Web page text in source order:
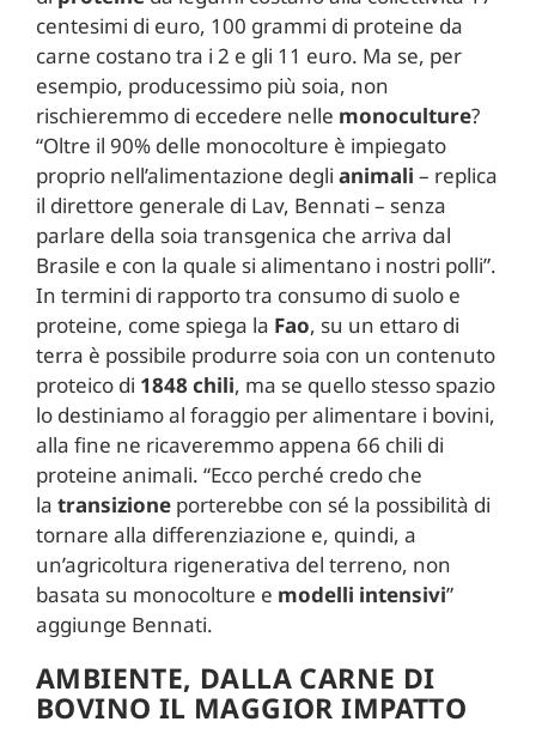
centesimi di euro, 100 grammi di proteine da
carne costano tra i 2 e gli 11 euro. Ma se, per
esempio, producessimo più soia, non
rischieremmo di eccedere nelle monoculture?
“Oltre il 90% delle monocolture è impiegato
proprio nell’alimentazione degli animali – replica
il direttore generale di Lav, Bennati – senza
parlare della soia transgenica che arriva dal
Brasile e con la quale si alimentano i nostri polli”.
In termini di rapporto tra consumo di suolo e
proteine, come spiega la Fao, su un ettaro di
terra è possibile produrre soia con un contenuto
proteico di 1848 chili, ma se quello stesso spazio
lo destiniamo al foraggio per alimentare i bovini,
alla fine ne ricaveremmo appena 66 chili di
proteine animali. “Ecco perché credo che
la transizioneporterebbe con sé la possibilità di
tornare alla differenziazione e, quindi, a
un’agricoltura rigenerativa del terreno, non
basata su monocolture e modelli intensivi”
aggiunge Bennati.
AMBIENTE, DALLA CARNE DI
BOVINO IL MAGGIOR IMPATTO